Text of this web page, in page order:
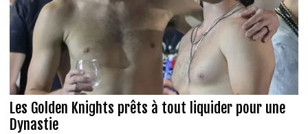
Les Golden Knights prêts à tout liquider pour une
Dynastie